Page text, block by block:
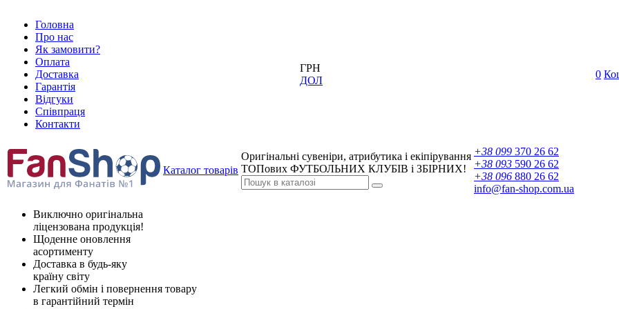
Головна
Про нас
Як замовити?
Оплата
Доставка
Гарантія
Відгуки
Співпраця
Контакти
ГРН
ДОЛ
0
Каталог товарів
Оригінальні сувеніри, атрибутика і екіпірування
ТОПових ФУТБОЛЬНИХ КЛУБІВ і ЗБІРНИХ!
+38 099 370 26 62
+38 093 590 26 62
+38 096 880 26 62
info@fan-shop.com.ua
Виключно оригінальна
ліцензована продукція!
Щоденне оновлення
асортименту
Доставка в будь-яку
країну світу
Легкий обмін і повернення товару
в гарантійний термін